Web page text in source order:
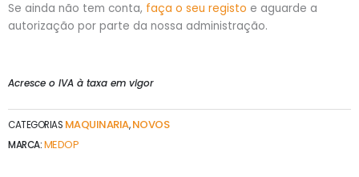
Se ainda não tem conta, faça o seu registo e aguarde a
autorização por parte da nossa administração.
Acresce o IVA à taxa em vigor
CATEGORIAS MAQUINARIA,NOVOS
MARCA:MEDOP